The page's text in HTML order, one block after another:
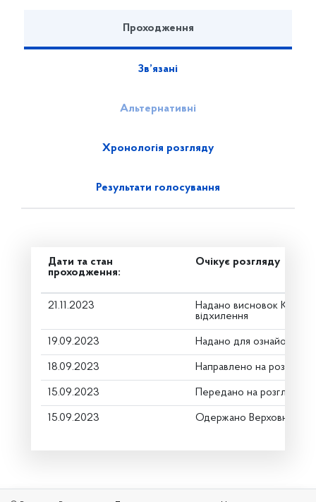
Проходження
Зв’язані
Альтернативні
Хронологія розгляду
Результати голосування
Дати та стан
проходження:
Очікує розгляду
21.11.2023
Надано висновок
відхилення
19.09.2023 Надано для
18.09.2023 Направлено на розгляд
15.09.2023 Передано на розгляд
15.09.2023 Одержано Верховною